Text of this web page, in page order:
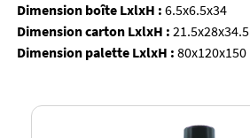
Dimension boîte LxlxH : 6.5x6.5x34
Dimension carton LxlxH : 21.5x28x34.5
Dimension palette LxlxH : 80x120x150